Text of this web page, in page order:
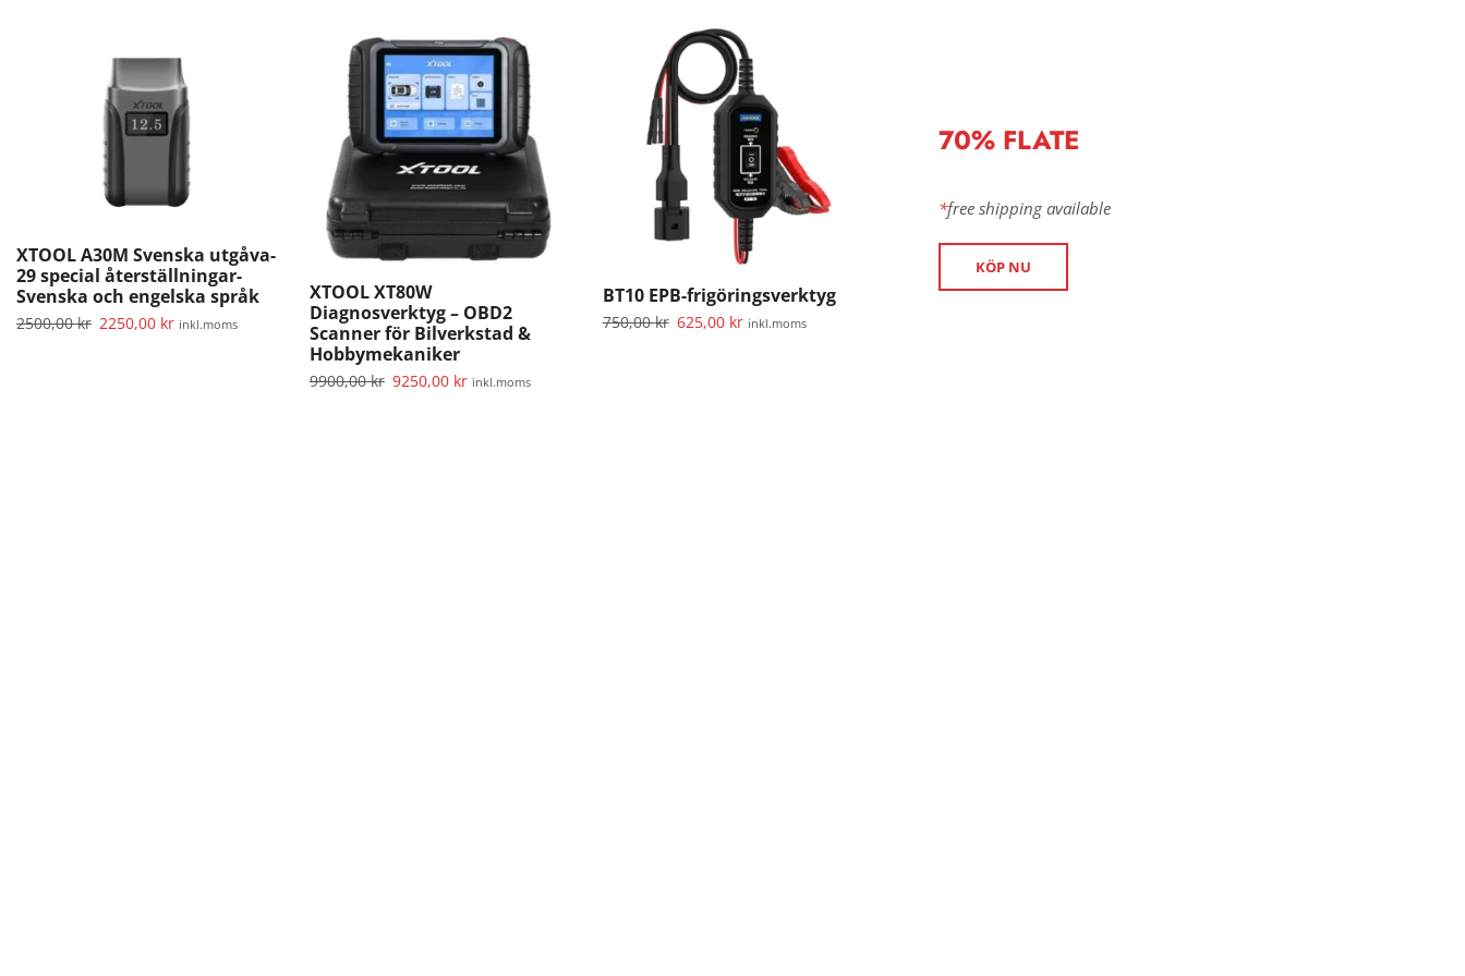
XTOOL A30M Svenska utgåva-
29 special återställningar-
Svenska och engelska språk
2500,00kr 2250,00 kr inkl.moms
XTOOL XT80W
Diagnosverktyg – OBD2
Scanner för Bilverkstad &
Hobbymekaniker
9900,00kr 9250,00 kr inkl.moms
BT10 EPB-frigöringsverktyg
750,00kr 625,00 kr inkl.moms
70% FLATE
*free shipping available
KÖP NU